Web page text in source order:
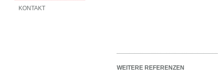
KONTAKT
WEITERE REFERENZEN